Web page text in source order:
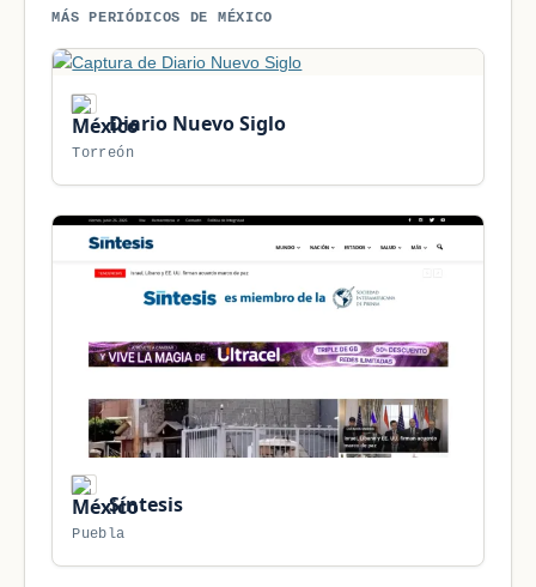
MÁS PERIÓDICOS DE MÉXICO
Diario Nuevo Siglo
Torreón
Síntesis
Puebla